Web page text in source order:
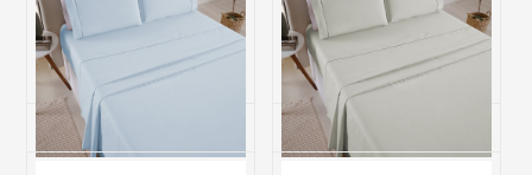
Liberty
R$ 129,20
5x de R$ 25,84 sem juros
Peças Premier Rosa
R$ 377,00
6x de R$ 62,83 sem juros